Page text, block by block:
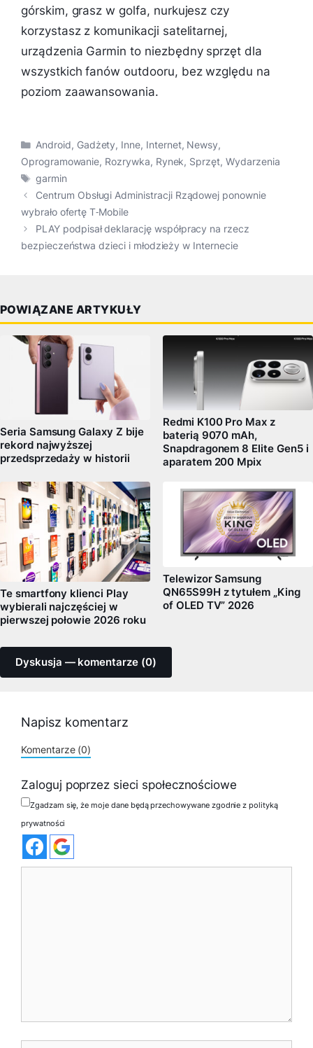
górskim, grasz w golfa, nurkujesz czy
korzystasz z komunikacji satelitarnej,
urządzenia Garmin to niezbędny sprzęt dla
wszystkich fanów outdooru, bez względu na
poziom zaawansowania.
Kategorie
Android, Gadżety, Inne, Internet, Newsy,
Oprogramowanie, Rozrywka, Rynek, Sprzęt, Wydarzenia
Tagi
garmin
Centrum Obsługi Administracji Rządowej ponownie
wybrało ofertę T‑Mobile
PLAY podpisał deklarację współpracy na rzecz
bezpieczeństwa dzieci i młodzieży w Internecie
POWIĄZANE ARTYKUŁY
Seria Samsung Galaxy Z bije
rekord najwyższej
przedsprzedaży w historii
Redmi K100 Pro Max z
baterią 9070 mAh,
Snapdragonem 8 Elite Gen5 i
aparatem 200 Mpix
Te smartfony klienci Play
wybierali najczęściej w
pierwszej połowie 2026 roku
Telewizor Samsung
QN65S99H z tytułem „King
of OLED TV” 2026
Dyskusja — komentarze (0)
Napisz komentarz
Komentarze (0)
Zaloguj poprzez sieci społecznościowe
Zgadzam się, że moje dane będą przechowywane zgodnie z polityką
prywatności